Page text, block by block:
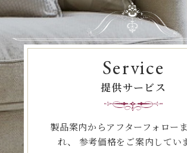
Service
提供サービス
製品案内からアフターフォロー
れ、
参考価格をご案内してい